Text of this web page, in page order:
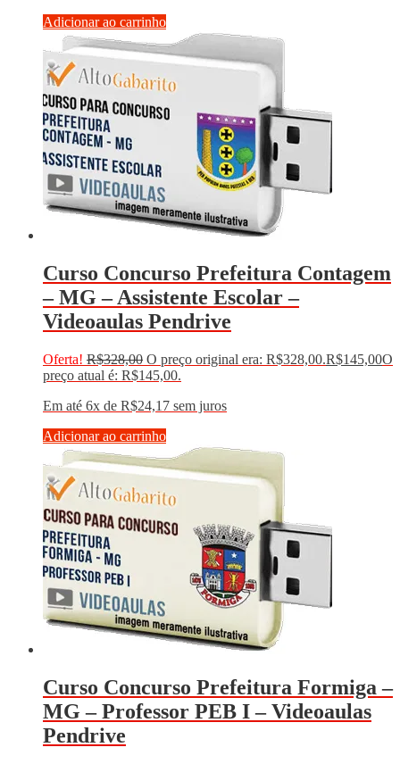
Adicionar ao carrinho
Curso Concurso Prefeitura Contagem
– MG – Assistente Escolar –
Videoaulas Pendrive
Oferta! R$328,00 O preço original era: R$328,00.R$145,00O
preço atual é: R$145,00.
Em até 6x de R$24,17 sem juros
Adicionar ao carrinho
Curso Concurso Prefeitura Formiga –
MG – Professor PEB I – Videoaulas
Pendrive